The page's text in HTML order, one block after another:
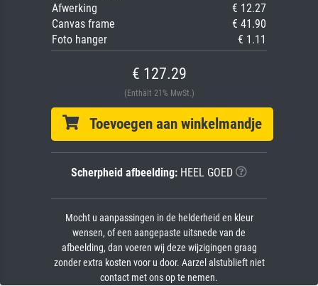
Afwerking
€ 12.27
Canvas frame
€ 41.90
Foto hanger
€ 1.11
€ 127.29
(Enthält 21% MwSt.)
Toevoegen aan winkelmandje
Scherpheid afbeelding: HEEL GOED
Mocht u aanpassingen in de helderheid en kleur
wensen, of een aangepaste uitsnede van de
afbeelding, dan voeren wij deze wijzigingen graag
zonder extra kosten voor u door. Aarzel alstublieft niet
contact met ons op te nemen.